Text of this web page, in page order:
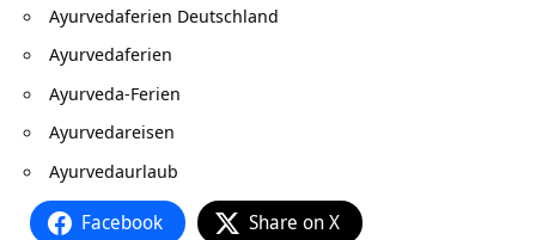
Ayurvedaferien Deutschland
Ayurvedaferien
Ayurveda-Ferien
Ayurvedareisen
Ayurvedaurlaub
Facebook Share on X